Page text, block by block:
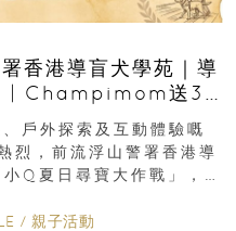
香港導盲犬學苑｜導
| Champimom送3
戶外探索及互動體驗嘅
烈，前流浮山警署香港導
Q夏日尋寶大作戰」，家
/ 親子活動